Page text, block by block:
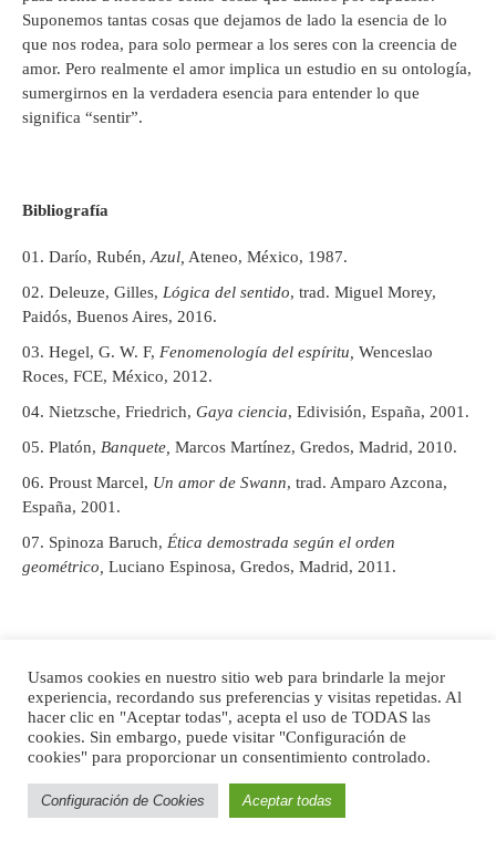
Suponemos tantas cosas que dejamos de lado la esencia de lo
que nos rodea, para solo permear a los seres con la creencia de
amor. Pero realmente el amor implica un estudio en su ontología,
sumergirnos en la verdadera esencia para entender lo que
significa “sentir”.
Bibliografía
Darío, Rubén, Azul, Ateneo, México, 1987.
Deleuze, Gilles, Lógica del sentido, trad. Miguel Morey,
Paidós, Buenos Aires, 2016.
Hegel, G. W. F, Fenomenología del espíritu, Wenceslao
Roces, FCE, México, 2012.
Nietzsche, Friedrich, Gaya ciencia, Edivisión, España, 2001.
Platón, Banquete, Marcos Martínez, Gredos, Madrid, 2010.
Proust Marcel, Un amor de Swann, trad. Amparo Azcona,
España, 2001.
Spinoza Baruch, Ética demostrada según el orden
geométrico, Luciano Espinosa, Gredos, Madrid, 2011.
[1]Platón,Banquete,ed. cit., p. 739.
Ibidem, p. 739.
[3] Idem.
Nietzsche Friedrich.,Gaya ciencia,ed. cit., p. 28.
Usamos cookies en nuestro sitio web para brindarle la mejor
experiencia, recordando sus preferencias y visitas repetidas. Al
hacer clic en "Aceptar todas", acepta el uso de TODAS las
cookies. Sin embargo, puede visitar "Configuración de
cookies" para proporcionar un consentimiento controlado.
Configuración de Cookies Aceptar todas